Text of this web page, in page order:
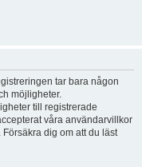
tar bara någon
möjligheter.
till registrerade
våra användarvillkor
dig om att du läst